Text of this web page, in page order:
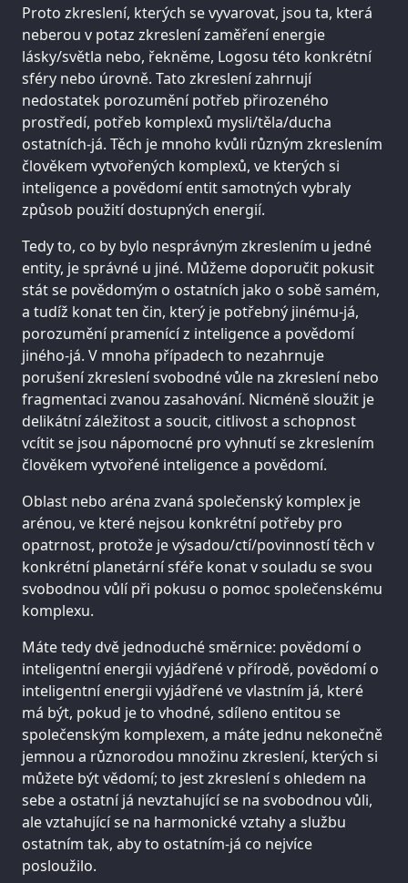
Proto zkreslení, kterých se vyvarovat, jsou ta, která
neberou v potaz zkreslení zaměření energie
lásky/světla nebo, řekněme, Logosu této konkrétní
sféry nebo úrovně. Tato zkreslení zahrnují
nedostatek porozumění potřeb přirozeného
prostředí, potřeb komplexů mysli/těla/ducha
ostatních-já. Těch je mnoho kvůli různým zkreslením
člověkem vytvořených komplexů, ve kterých si
inteligence a povědomí entit samotných vybraly
způsob použití dostupných energií.
Tedy to, co by bylo nesprávným zkreslením u jedné
entity, je správné u jiné. Můžeme doporučit pokusit
stát se povědomým o ostatních jako o sobě samém,
a tudíž konat ten čin, který je potřebný jinému-já,
porozumění pramenící z inteligence a povědomí
jiného-já. V mnoha případech to nezahrnuje
porušení zkreslení svobodné vůle na zkreslení nebo
fragmentaci zvanou zasahování. Nicméně sloužit je
delikátní záležitost a soucit, citlivost a schopnost
vcítit se jsou nápomocné pro vyhnutí se zkreslením
člověkem vytvořené inteligence a povědomí.
Oblast nebo aréna zvaná společenský komplex je
arénou, ve které nejsou konkrétní potřeby pro
opatrnost, protože je výsadou/ctí/povinností těch v
konkrétní planetární sféře konat v souladu se svou
svobodnou vůlí při pokusu o pomoc společenskému
komplexu.
Máte tedy dvě jednoduché směrnice: povědomí o
inteligentní energii vyjádřené v přírodě, povědomí o
inteligentní energii vyjádřené ve vlastním já, které
má být, pokud je to vhodné, sdíleno entitou se
společenským komplexem, a máte jednu nekonečně
jemnou a různorodou množinu zkreslení, kterých si
můžete být vědomí; to jest zkreslení s ohledem na
sebe a ostatní já nevztahující se na svobodnou vůli,
ale vztahující se na harmonické vztahy a službu
ostatním tak, aby to ostatním-já co nejvíce
posloužilo.